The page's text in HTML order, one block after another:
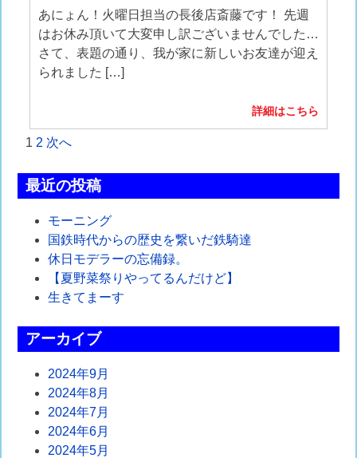
あにょん！火曜日担当の長後店斎藤です！ 先週
はお休み頂いて大変申し訳ございませんでした…
さて、表題の通り、我が家に新しいお友達が迎え
られました […]
詳細はこちら
投
稿
の
ー
り
1 2 次へ
最近の投稿
モーニング
国鉄時代からの歴史を繋いだ鉄騎達
休日モデラーの忘備録。
【夏野菜祭りやってるんだけど】
生きてまーす
アーカイブ
2024年9月
2024年8月
2024年7月
2024年6月
2024年5月